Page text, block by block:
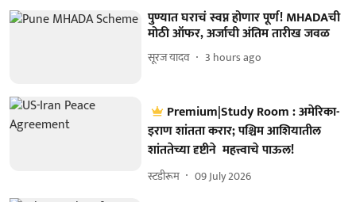
पुण्यात घराचं स्वप्न होणार पूर्ण! MHADAची
मोठी ऑफर, अर्जाची अंतिम तारीख जवळ
सूरज यादव 3 hours ago
Premium|Study Room : अमेरिका-
इराण शांतता करार; पश्चिम आशियातील
शांततेच्या दृष्टीने महत्त्वाचे पाऊल!
स्टडीरूम 09 July 2026